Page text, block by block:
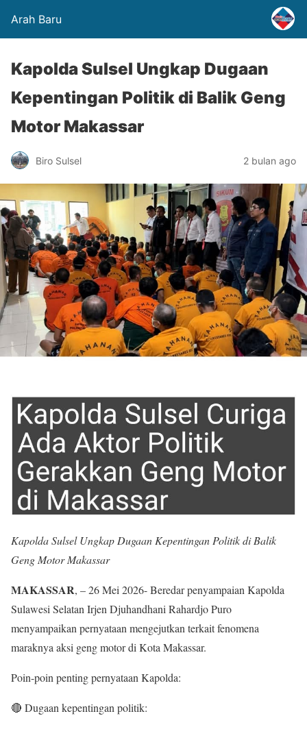
Arah Baru
Kapolda Sulsel Ungkap Dugaan
Kepentingan Politik di Balik Geng
Motor Makassar
Biro Sulsel 2 bulan ago
Kapolda Sulsel Ungkap Dugaan Kepentingan Politik di Balik
Geng Motor Makassar
MAKASSAR, – 26 Mei 2026- Beredar penyampaian Kapolda
Sulawesi Selatan Irjen Djuhandhani Rahardjo Puro
menyampaikan pernyataan mengejutkan terkait fenomena
maraknya aksi geng motor di Kota Makassar.
Poin-poin penting pernyataan Kapolda:
🔴 Dugaan kepentingan politik: